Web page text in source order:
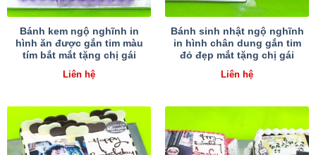
Bánh kem ngộ nghĩnh in
hình ăn được gắn tim màu
tím bắt mắt tặng chị gái
Liên hệ
Bánh sinh nhật ngộ nghĩnh
in hình chân dung gắn tim
đỏ đẹp mắt tặng chị gái
Liên hệ